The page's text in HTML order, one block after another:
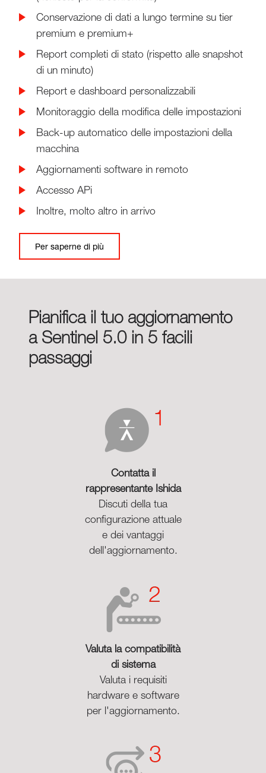
Conservazione di dati a lungo termine su tier
premium e premium+
Report completi di stato (rispetto alle snapshot
di un minuto)
Report e dashboard personalizzabili
Monitoraggio della modifica delle impostazioni
Back-up automatico delle impostazioni della
macchina
Aggiornamenti software in remoto
Accesso APi
Inoltre, molto altro in arrivo
Per saperne di più
Pianifica il tuo aggiornamento
a Sentinel 5.0 in 5 facili
passaggi
Contatta il
rappresentante Ishida
Discuti della tua
configurazione attuale
e dei vantaggi
dell'aggiornamento.
Valuta la compatibilità
di sistema
Valuta i requisiti
hardware e software
per l'aggiornamento.